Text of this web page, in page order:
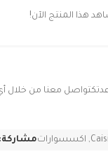
هذا المنتج الآن!
معنا من خلال أي
Caisi
, اكسسواراتمشاركة: